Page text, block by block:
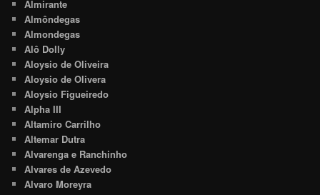
Almirante
Almôndegas
Almondegas
Alô Dolly
Aloysio de Oliveira
Aloysio de Olivera
Aloysio Figueiredo
Alpha III
Altamiro Carrilho
Altemar Dutra
Alvarenga e Ranchinho
Alvares de Azevedo
Alvaro Moreyra